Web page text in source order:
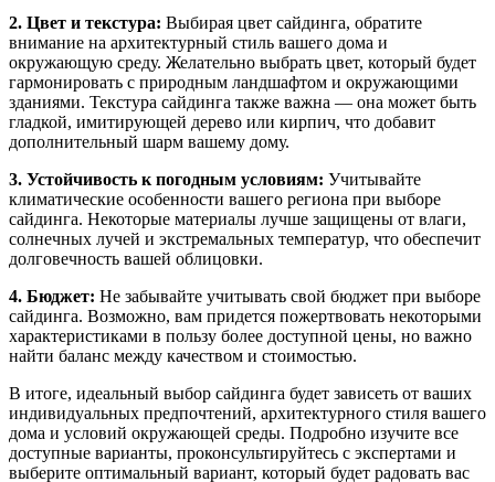
2. Цвет и текстура: Выбирая цвет сайдинга, обратите
внимание на архитектурный стиль вашего дома и
окружающую среду. Желательно выбрать цвет, который будет
гармонировать с природным ландшафтом и окружающими
зданиями. Текстура сайдинга также важна — она может быть
гладкой, имитирующей дерево или кирпич, что добавит
дополнительный шарм вашему дому.
3. Устойчивость к погодным условиям: Учитывайте
климатические особенности вашего региона при выборе
сайдинга. Некоторые материалы лучше защищены от влаги,
солнечных лучей и экстремальных температур, что обеспечит
долговечность вашей облицовки.
4. Бюджет: Не забывайте учитывать свой бюджет при выборе
сайдинга. Возможно, вам придется пожертвовать некоторыми
характеристиками в пользу более доступной цены, но важно
найти баланс между качеством и стоимостью.
В итоге, идеальный выбор сайдинга будет зависеть от ваших
индивидуальных предпочтений, архитектурного стиля вашего
дома и условий окружающей среды. Подробно изучите все
доступные варианты, проконсультируйтесь с экспертами и
выберите оптимальный вариант, который будет радовать вас